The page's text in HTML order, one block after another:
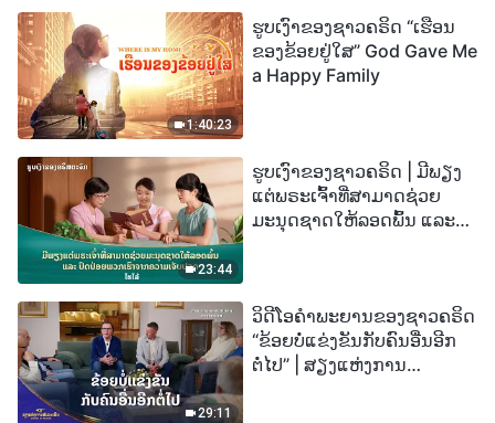
1:40:23
ຮູບເງົາຂອງຊາວຄຣິດ “ເຮືອນ
ຂອງຂ້ອຍຢູ່ໃສ” God Gave Me
a Happy Family
23:44
ຮູບເງົາຂອງຊາວຄຣິດ | ມີພຽງ
ແຕ່ພຣະເຈົ້າທີ່ສາມາດຊ່ວຍ
ມະນຸດຊາດໃຫ້ລອດພົ້ນ ແລະ
29:11
ວິດີໂອຄຳພະຍານຂອງຊາວຄຣິດ
“ຂ້ອຍບໍ່ແຂ່ງຂັນກັບຄົນອື່ນອີກ
ຕໍ່ໄປ” | ສຽງແຫ່ງການ